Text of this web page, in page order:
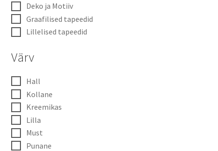
Deko ja Motiiv
Graafilised tapeedid
Lillelised tapeedid
Värv
Hall
Kollane
Kreemikas
Lilla
Must
Punane